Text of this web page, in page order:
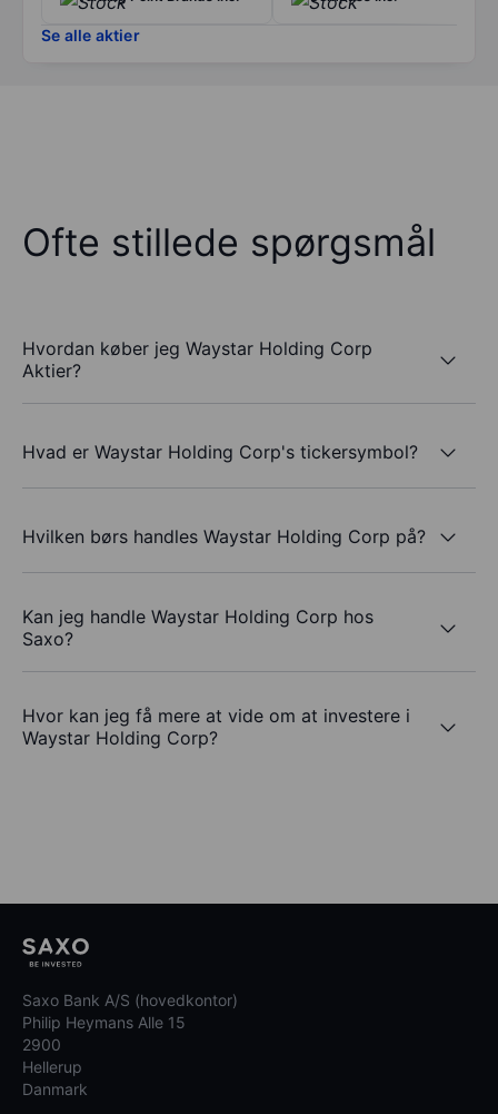
Se alle aktier
Ofte stillede spørgsmål
Hvordan køber jeg Waystar Holding Corp
Aktier?
Hvad er Waystar Holding Corp's tickersymbol?
Hvilken børs handles Waystar Holding Corp på?
Kan jeg handle Waystar Holding Corp hos
Saxo?
Hvor kan jeg få mere at vide om at investere i
Waystar Holding Corp?
Saxo Bank A/S (hovedkontor)
Philip Heymans Alle 15
2900
Hellerup
Danmark